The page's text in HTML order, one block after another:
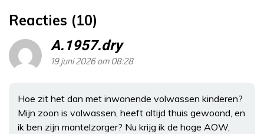
Reacties (10)
A.1957.dry
19 juni 2026 om 08:28
Hoe zit het dan met inwonende volwassen kinderen?
Mijn zoon is volwassen, heeft altijd thuis gewoond, en
ik ben zijn mantelzorger? Nu krijg ik de hoge AOW,